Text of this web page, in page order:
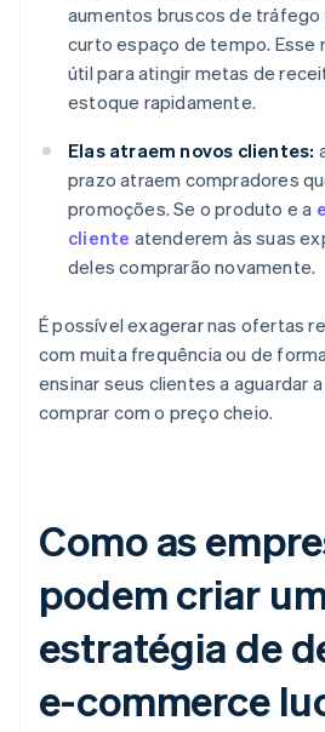
aumentos bruscos de tráfego
curto espaço de tempo. Esse
útil para atingir metas de
estoque rapidamente.
Elas atraem novos clientes:
prazo atraem compradores
promoções. Se o produto e a
cliente atenderem às suas
deles comprarão novamente.
É possível exagerar nas ofertas
com muita frequência ou de
ensinar seus clientes a aguardar
comprar com o preço cheio.
Como as
podem criar
estratégia de
e-commerce